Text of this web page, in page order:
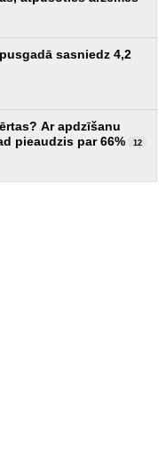
sasniedz 4,2
Ar apdzīšanu
pieaudzis par 66%
12